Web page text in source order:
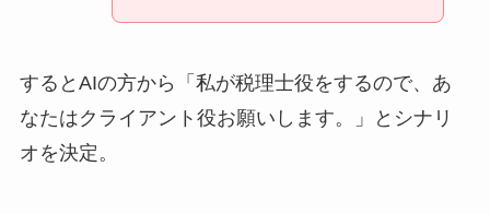
するとAIの方から「私が税理士役をするので、あ
なたはクライアント役お願いします。」とシナリ
オを決定。